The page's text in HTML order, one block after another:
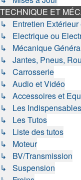
TECHNIQUE ET
↳ Entretien Extérieur
↳ Electrique ou
↳ Mécanique
↳ Jantes, Pneus,
↳ Carrosserie
↳ Audio et Vidéo
↳ Accessoires et
↳ Les
↳ Les Tutos
↳ Liste des tutos
↳ Moteur
↳ BV/Transmission
↳ Suspension